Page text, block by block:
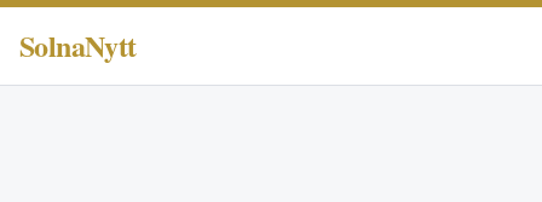
SolnaNytt